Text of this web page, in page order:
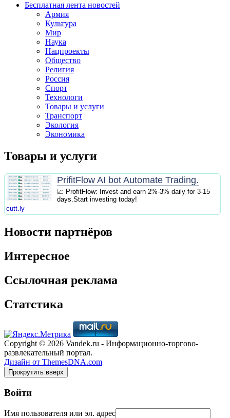
Бесплатная лента новостей
Армия
Культура
Мир
Наука
Нацпроекты
Общество
Религия
Россия
Спорт
Технологи
Товары и услуги
Транспорт
Экология
Экономика
Товары и услуги
PrifitFlow AI bot Automate Trading.
📈 ProfitFlow: Invest and earn 2%-3% daily for 3-15
days.Start investing today!
cutt.ly
Новости партнёров
Интересное
Ссылочная реклама
Статстика
Copyright © 2026 Vandek.ru - Информационно-торгово-
развлекательный портал.
Дизайн от ThemesDNA.com
Прокрутить вверх
Войти
Имя пользователя или эл. адрес